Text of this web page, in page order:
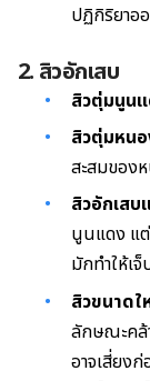
ปฏิกิริยาอ
2. สิวอักเสบ
สิวตุ่มนูน
สิวตุ่มหน
สะสมของ
สิวอักเส
นูนแดง แ
มักทำให้เ
สิวขนาด
ลักษณะคล้
อาจเสี่ยง